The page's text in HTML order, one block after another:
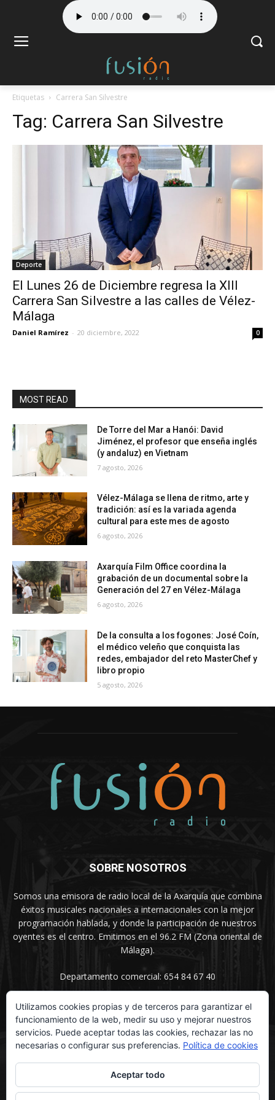
Etiquetas Carrera San Silvestre
Tag: Carrera San Silvestre
Deporte
El Lunes 26 de Diciembre regresa la XIII
Carrera San Silvestre a las calles de Vélez-
Málaga
Daniel Ramírez - 20 diciembre, 2022 0
MOST READ
De Torre del Mar a Hanói: David
Jiménez, el profesor que enseña inglés
(y andaluz) en Vietnam
7 agosto, 2026
Vélez-Málaga se llena de ritmo, arte y
tradición: así es la variada agenda
cultural para este mes de agosto
6 agosto, 2026
Axarquía Film Office coordina la
grabación de un documental sobre la
Generación del 27 en Vélez-Málaga
6 agosto, 2026
De la consulta a los fogones: José Coín,
el médico veleño que conquista las
redes, embajador del reto MasterChef y
libro propio
5 agosto, 2026
SOBRE NOSOTROS
Somos una emisora de radio local de la Axarquía que combina
éxitos musicales nacionales a internacionales con la mejor
programación hablada, y donde la participación de nuestros
oyentes es el centro. Emitimos en el 96.2 FM (Zona oriental de
Málaga).
Departamento comercial: 654 84 67 40
SÍGUENOS
Utilizamos cookies propias y de terceros para garantizar el
funcionamiento de la web, medir su uso y mejorar nuestros
servicios. Puede aceptar todas las cookies, rechazar las no
necesarias o configurar sus preferencias. Política de cookies
Aceptar todo